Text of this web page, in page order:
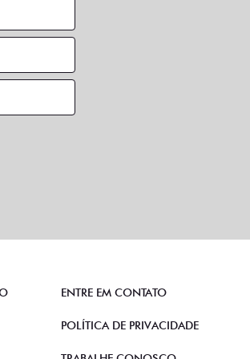
ENTRE EM CONTATO
POLÍTICA DE PRIVACIDADE